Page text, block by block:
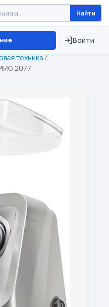
Найти
Войти
⏱ ТОЛЬКО 15 ДНЕЙ
техника /
2077